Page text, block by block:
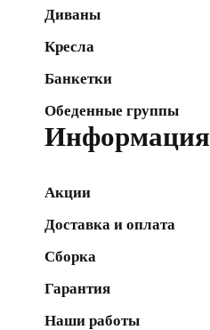
Диваны
Кресла
Банкетки
Обеденные группы
Информация
Акции
Доставка и оплата
Сборка
Гарантия
Наши работы